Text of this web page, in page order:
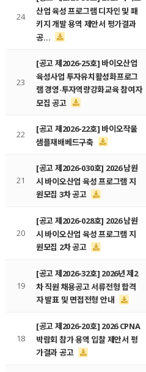
24
산업 육성 프로그램 디자인 및 패
키지 개발 용역 제안서 평가결과
공…
23
[공고 제2026-25호] 바이오산업
육성사업 투자유치활성화프로그
램 경영·투자역량강화교육 참여자
모집 공고
22
[공고 제2026-22호] 바이오작물
샘플재배베드구축
21
[공고 제2026-030호] 2026 남원
시 바이오산업 육성 프로그램 지
원모집 3차 공고
20
[공고 제2026-028호] 2026 남원
시 바이오산업 육성 프로그램 지
원모집 2차 공고
19
[공고 제2026-32호] 2026년 제2
차 직원 채용공고 서류전형 합격
자 발표 및 면접전형 안내
18
[공고 제2026-20호] 2026 CPNA
박람회 참가 용역 입찰 제안서 평
가결과 공고